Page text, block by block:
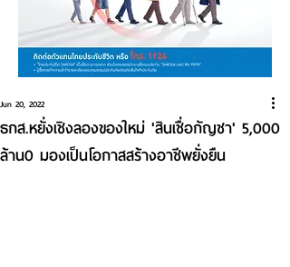
ธกส.หยั่งเชิงลองของใหม่ 'สินเชื่อกัญชา' 5,000
ล้าน0 มองเป็นโอกาสสร้างอาชีพยั่งยืน
Jun 20, 2022